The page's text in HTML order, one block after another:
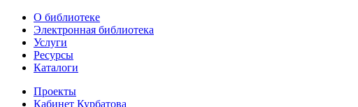
О библиотеке
Электронная библиотека
Услуги
Ресурсы
Каталоги
Проекты
Кабинет Курбатова